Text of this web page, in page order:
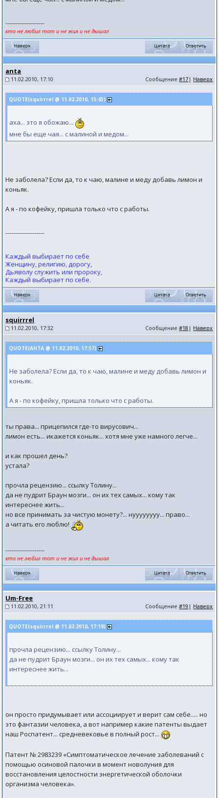
--------------------
кто не любил тот и не жил и не дышал
anta
11.02.2010, 17:10 Сообщение#17 | Наверх
QUOTE(squirrrel @ 11.02.2010, 15:43)
аха... это я обожаю...
мне бы еще чая... с малиной и медом...
Не заболела? Если да, то к чаю, малине и меду добавь лимон и
коньяк.
А я - по кофейку, пришла только что с работы.
--------------------
Каждый выбирает по себе
Женщину, религию, дорогу,
Дьяволу служить или пророку,
Каждый выбирает по себе.
squirrrel
11.02.2010, 17:32 Сообщение#18 | Наверх
QUOTE(АНТА @ 11.02.2010, 17:57)
Не заболела? Если да, то к чаю, малине и меду добавь лимон и
коньяк.
А я - по кофейку, пришла только что с работы.
ты права... прицепился где-то вирусович...
лимон есть... икажется коньяк... хотя мне уже намного легче...
и как прошел день?
устала?
прочла рецензию... ссылку Толину...
да не пудрит Браун мозги... он их тех самых... кому так
интереснее жить...
но все принимать за чистую монету?... нуууууууу... право...
а читать его люблю!
--------------------
кто не любил тот и не жил и не дышал
Um-Free
11.02.2010, 21:11 Сообщение#19 | Наверх
QUOTE(squirrrel @ 11.02.2010, 17:19)
прочла рецензию... ссылку Толину...
да не пудрит Браун мозги... он их тех самых... кому так
интереснее жить...
он просто придумывает или ассоциирует и верит сам себе..... но
это фантазии человека, а вот например какие патенты выдает
наш Роспатент... средневековье в полный рост...
Патент № 2983239 «Симптоматическое лечение заболеваний с
помощью осиновой палочки в момент новолуния для
восстановления целостности энергетической оболочки
организма человека».